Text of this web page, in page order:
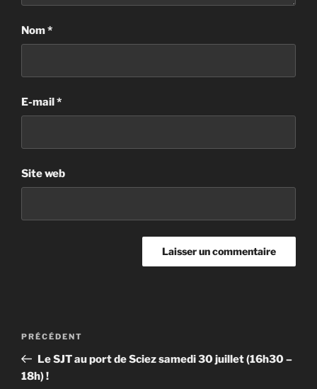
Nom*
E-mail*
Site web
Navigation
l’article
Article
précédent
PRÉCÉDENT
Le SJT au port de Sciez samedi 30 juillet (16h30 –
18h) !